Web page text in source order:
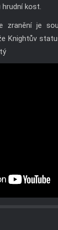
hrudní kost.
zranění je
Knightův